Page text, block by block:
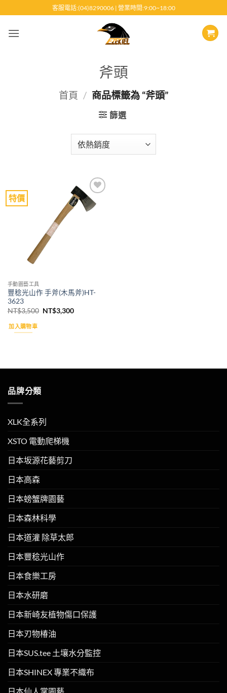
至
客服電話:(04)8290006 | 營業時間:9:00~18:00
斧頭
首頁 / 商品標籤為 “斧頭”
篩選
特價
Add to
wishlist
手動園藝工具
豐稔光山作 手斧(木馬斧)HT-
3623
NT$3,500 原
NT$3,300目
加入購物車
品牌分類
XLK全系列
XSTO 電動爬梯機
日本坂源花藝剪刀
日本高森
日本螃蟹牌園藝
日本森林科學
日本道灌 除草太郎
日本豐稔光山作
日本食樂工房
日本水研磨
日本新崎友植物傷口保護
日本刃物椿油
日本SUS.tee 土壤水分監控
日本SHINEX 專業不織布
日本仙人掌園藝